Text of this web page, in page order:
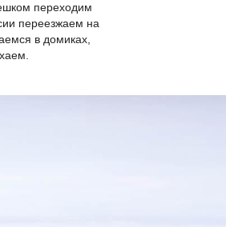
переходим
переезжаем на
в домиках,